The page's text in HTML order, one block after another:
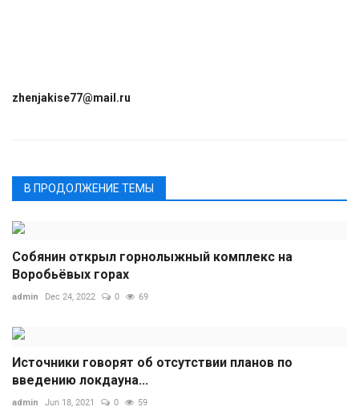
zhenjakise77@mail.ru
В ПРОДОЛЖЕНИЕ ТЕМЫ
Собянин открыл горнолыжный комплекс на
Воробьёвых горах
admin Dec 24, 2022 0 69
Источники говорят об отсутствии планов по
введению локдауна...
admin Jun 18, 2021 0 59